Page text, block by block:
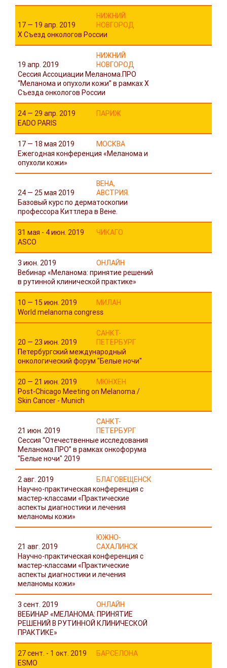
17 — 19 апр. 2019
НИЖНИЙ
НОВГОРОД
X Съезд онкологов России
19 апр. 2019
НИЖНИЙ
НОВГОРОД
Сессия Ассоциации Меланома.ПРО
“Меланома и опухоли кожи” в рамках X
Съезда онкологов России
24 — 29 апр. 2019
ПАРИЖ
EADO PARIS
17 — 18 мая 2019
МОСКВА
Ежегодная конференция «Меланома и
опухоли кожи»
24 — 25 мая 2019
ВЕНА,
АВСТРИЯ.
Базовый курс по дерматоскопии
профессора Киттлера в Вене.
31 мая - 4 июн. 2019
ЧИКАГО
ASCO
3 июн. 2019
ОНЛАЙН
Вебинар «Меланома: принятие решений
в рутинной клинической практике»
10 — 15 июн. 2019
МИЛАН
World melanoma congress
20 — 23 июн. 2019
САНКТ-
ПЕТЕРБУРГ
Петербургский международный
онкологический форум "Белые ночи"
20 — 21 июн. 2019
МЮНХЕН
Post-Chicago Meeting on Melanoma /
Skin Cancer - Munich
21 июн. 2019
САНКТ-
ПЕТЕРБУРГ
Cессия “Отечественные исследования
Меланома.ПРО” в рамках онкофорума
"Белые ночи" 2019
2 авг. 2019
БЛАГОВЕЩЕНСК
Научно-практическая конференция с
мастер-классами «Практические
аспекты диагностики и лечения
меланомы кожи»
21 авг. 2019
ЮЖНО-
САХАЛИНСК
Научно-практическая конференция с
мастер-классами «Практические
аспекты диагностики и лечения
меланомы кожи»
3 сент. 2019
ОНЛАЙН
ВЕБИНАР «МЕЛАНОМА: ПРИНЯТИЕ
РЕШЕНИЙ В РУТИННОЙ КЛИНИЧЕСКОЙ
ПРАКТИКЕ»
27 сент. - 1 окт. 2019
БАРСЕЛОНА
ESMO